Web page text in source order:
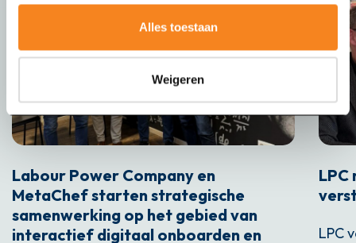
Alles toestaan
Weigeren
Labour Power Company en
MetaChef starten strategische
samenwerking op het gebied van
interactief digitaal onboarden en
LPC
LPC